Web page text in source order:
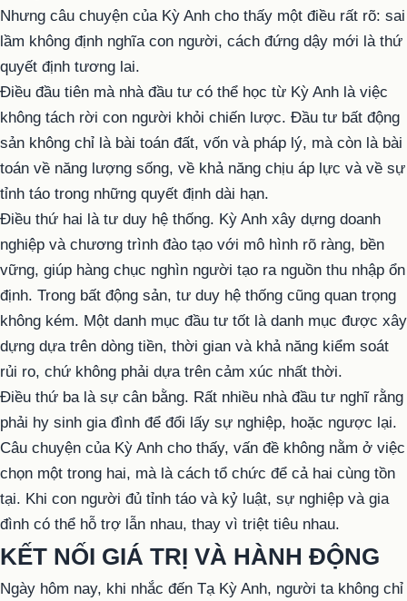
Nhưng câu chuyện của Kỳ Anh cho thấy một điều rất rõ: sai
lầm không định nghĩa con người, cách đứng dậy mới là thứ
quyết định tương lai.
Điều đầu tiên mà nhà đầu tư có thể học từ Kỳ Anh là việc
không tách rời con người khỏi chiến lược. Đầu tư bất động
sản không chỉ là bài toán đất, vốn và pháp lý, mà còn là bài
toán về năng lượng sống, về khả năng chịu áp lực và về sự
tỉnh táo trong những quyết định dài hạn.
Điều thứ hai là tư duy hệ thống. Kỳ Anh xây dựng doanh
nghiệp và chương trình đào tạo với mô hình rõ ràng, bền
vững, giúp hàng chục nghìn người tạo ra nguồn thu nhập ổn
định. Trong bất động sản, tư duy hệ thống cũng quan trọng
không kém. Một danh mục đầu tư tốt là danh mục được xây
dựng dựa trên dòng tiền, thời gian và khả năng kiểm soát
rủi ro, chứ không phải dựa trên cảm xúc nhất thời.
Điều thứ ba là sự cân bằng. Rất nhiều nhà đầu tư nghĩ rằng
phải hy sinh gia đình để đổi lấy sự nghiệp, hoặc ngược lại.
Câu chuyện của Kỳ Anh cho thấy, vấn đề không nằm ở việc
chọn một trong hai, mà là cách tổ chức để cả hai cùng tồn
tại. Khi con người đủ tỉnh táo và kỷ luật, sự nghiệp và gia
đình có thể hỗ trợ lẫn nhau, thay vì triệt tiêu nhau.
KẾT NỐI GIÁ TRỊ VÀ HÀNH ĐỘNG
Ngày hôm nay, khi nhắc đến Tạ Kỳ Anh, người ta không chỉ